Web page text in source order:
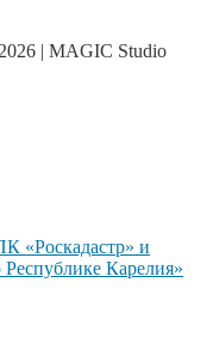
| MAGIC Studio
«Роскадастр» и
Карелия»